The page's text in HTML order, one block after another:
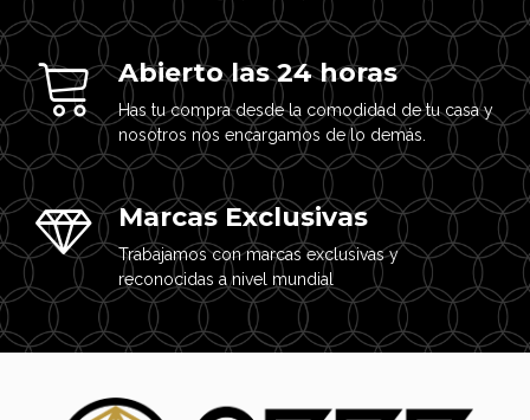
Abierto las 24 horas
Has tu compra desde la comodidad de tu casa y
nosotros nos encargamos de lo demás.
Marcas Exclusivas
Trabajamos con marcas exclusivas y
reconocidas a nivel mundial